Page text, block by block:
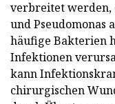
verbreitet werden,
und Pseudomonas
häufige Bakterien
Infektionen
kann
chirurgischen